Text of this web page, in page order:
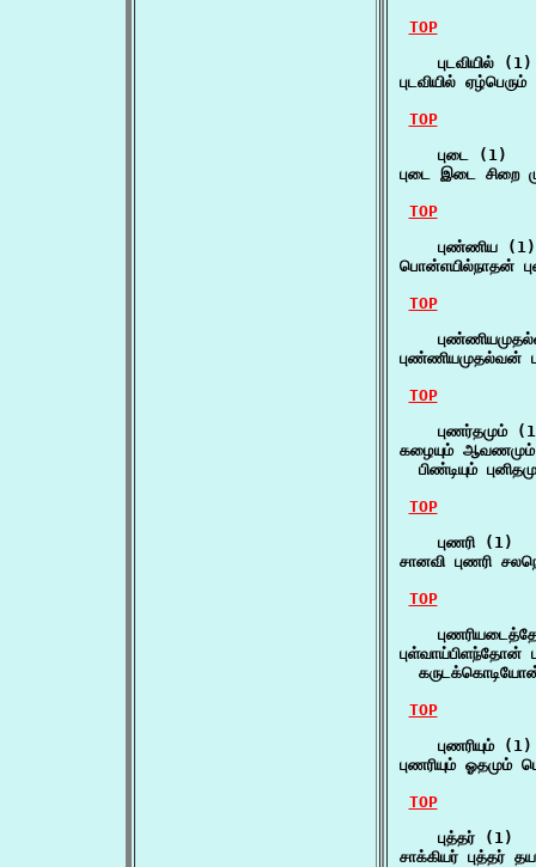
TOP
    புடவியில் (1)
புடவியில்
TOP
    புடை (1)
புடை இடை சிறை
TOP
    புண்ணிய (1)
பொன்எயில்நாதன்
TOP
TOP
புணர்தமும்
கழையும் ஆவணமும்
பிண்டியும்
TOP
    புணரி (1)
சானவி புணரி
TOP
புள்வாய்பிளந்தோன்
TOP
    புணரியும் (1)
புணரியும்
TOP
    புத்தர் (1)
சாக்கியர் புத்தர்